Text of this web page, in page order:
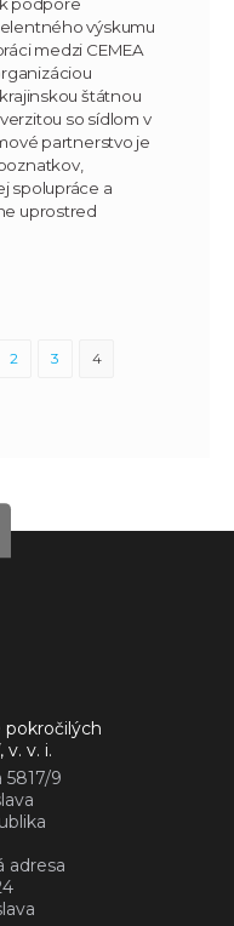
výskumu
medzi CEMEA
štátnou
so sídlom v
partnerstvo je
spolupráce a
uprostred
2 3 4
v. v. i.
5817/9
adresa